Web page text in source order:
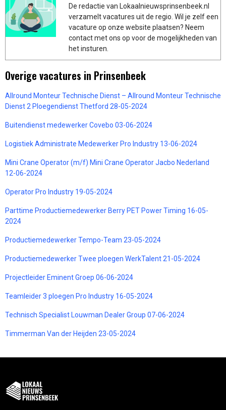
De redactie van Lokaalnieuwsprinsenbeek.nl
verzamelt vacatures uit de regio. Wil je zelf een
vacature op onze website plaatsen? Neem
contact met ons op voor de mogelijkheden van
het insturen.
Overige vacatures in Prinsenbeek
Allround Monteur Technische Dienst – Allround Monteur Technische
Dienst 2 Ploegendienst Thetford 28-05-2024
Buitendienst medewerker Covebo 03-06-2024
Logistiek Administrate Medewerker Pro Industry 13-06-2024
Mini Crane Operator (m/f) Mini Crane Operator Jacbo Nederland
12-06-2024
Operator Pro Industry 19-05-2024
Parttime Productiemedewerker Berry PET Power Timing 16-05-
2024
Productiemedewerker Tempo-Team 23-05-2024
Productiemedewerker Twee ploegen WerkTalent 21-05-2024
Projectleider Eminent Groep 06-06-2024
Teamleider 3 ploegen Pro Industry 16-05-2024
Technisch Specialist Louwman Dealer Group 07-06-2024
Timmerman Van der Heijden 23-05-2024